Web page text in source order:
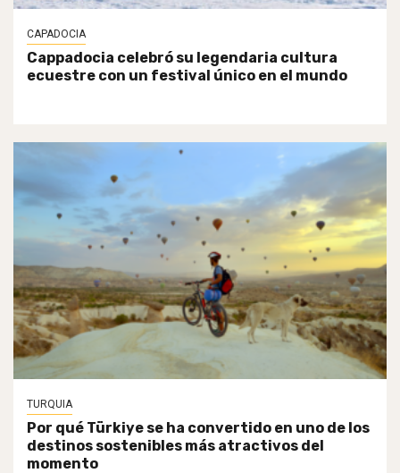
CAPADOCIA
Cappadocia celebró su legendaria cultura
ecuestre con un festival único en el mundo
TURQUIA
Por qué Türkiye se ha convertido en uno de los
destinos sostenibles más atractivos del
momento